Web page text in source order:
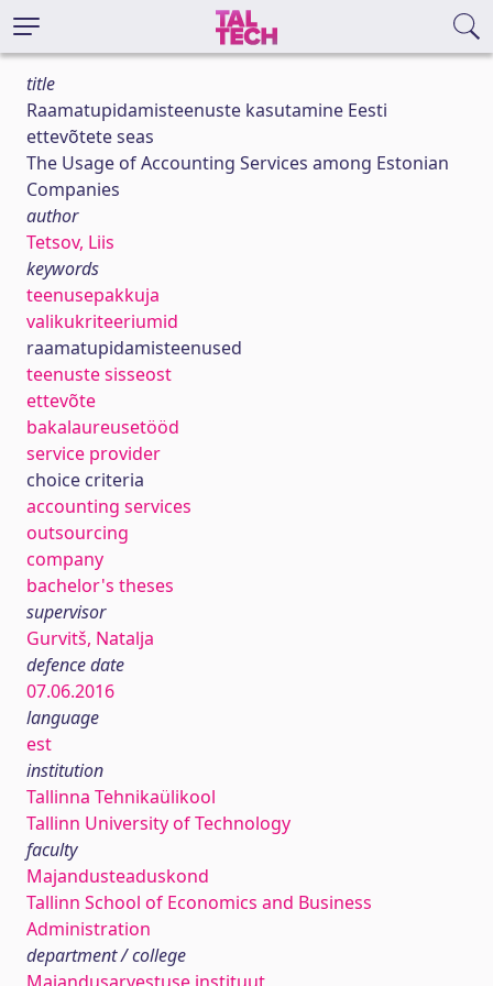
title
Raamatupidamisteenuste kasutamine Eesti
ettevõtete seas
The Usage of Accounting Services among Estonian
Companies
author
Tetsov, Liis
keywords
teenusepakkuja
valikukriteeriumid
raamatupidamisteenused
teenuste sisseost
ettevõte
bakalaureusetööd
service provider
choice criteria
accounting services
outsourcing
company
bachelor's theses
supervisor
Gurvitš, Natalja
defence date
07.06.2016
language
est
institution
Tallinna Tehnikaülikool
Tallinn University of Technology
faculty
Majandusteaduskond
Tallinn School of Economics and Business
Administration
department / college